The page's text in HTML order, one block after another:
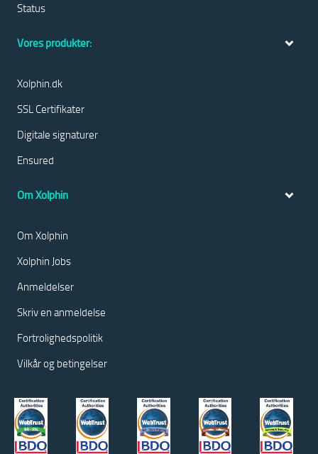
Status
Vores produkter:
Xolphin.dk
SSL Certifikater
Digitale signaturer
Ensured
Om Xolphin
Om Xolphin
Xolphin Jobs
Anmeldelser
Skriv en anmeldelse
Fortrolighedspolitik
Vilkår og betingelser